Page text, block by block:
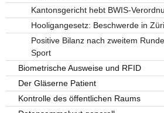
Kantonsgericht hebt BWIS-
Hooligangesetz: Beschwerde in
Positive Bilanz nach zweitem
Sport
Biometrische Ausweise und RFID
Der Gläserne Patient
Kontrolle des öffentlichen Raums